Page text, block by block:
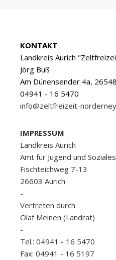
KONTAKT
Landkreis Aurich
Jörg Buß
Am Dünensender 4a,
04941 - 16 5470
info@zeltfreizeit-
IMPRESSUM
Landkreis Aurich
Amt für Jugend und Soziales
Fischteichweg 7-13
26603 Aurich
-
Vertreten durch
Olaf Meinen (Landrat)
-
Tel.: 04941 - 16 5470
Fax: 04941 - 16 5197